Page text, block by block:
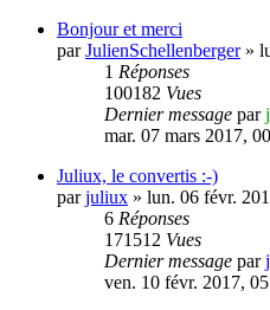
Bonjour et merci
parJulienSchellenberger»
1 Réponses
100182 Vues
Dernier message par
mar. 07 mars 2017,
Juliux, le convertis :-)
parjuliux » lun. 06 févr.
6 Réponses
171512 Vues
Dernier message par
ven. 10 févr. 2017,